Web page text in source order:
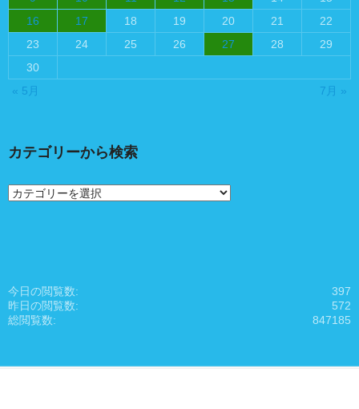
16
17 18 19 20 21
22
23
24 25 26 27 28
29
30
« 5月
7月 »
カテゴリーから検索
カ
テ
検
索
397
今日の閲覧数:
572
昨日の閲覧数:
847185
総閲覧数: